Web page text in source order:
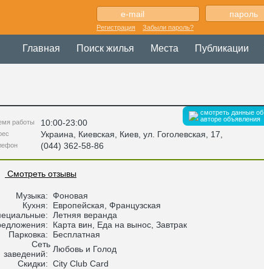
Регистрация Забыли пароль?
Главная Поиск жилья Места Публикации
смотреть данные об
авторе объявления
работы 10:00-23:00
Украина Киевская , Киев, ул. Гоголевская, 17
(044) 362-58-86
Смотреть отзывы
Музыка: Фоновая
Кухня:
Европейская, Французская
Летняя веранда
Карта вин, Еда на вынос, Завтрак
Парковка:
Бесплатная
Сеть
заведений:
Любовь и Голод
Скидки: Сity Club Card